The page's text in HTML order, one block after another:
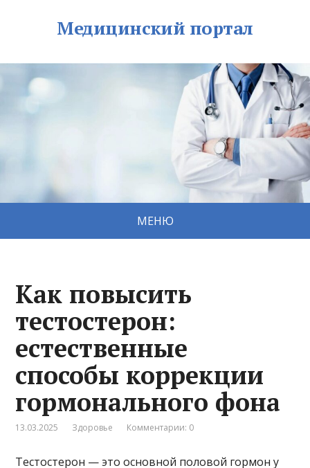
Медицинский портал
МЕНЮ
Как повысить
тестостерон:
естественные
способы коррекции
гормонального фона
13.03.2025 Здоровье Комментарии: 0
Тестостерон — это основной половой гормон у